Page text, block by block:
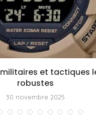
et tactiques
robustes
30 novembre 2025